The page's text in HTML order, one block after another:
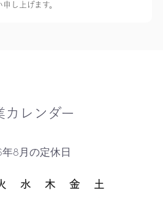
申し上げます。
カレンダー
年8月の定休日
水 木 金 土